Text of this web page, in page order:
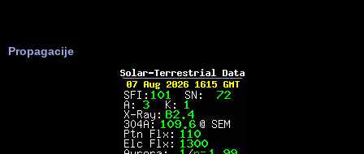
Propagacije